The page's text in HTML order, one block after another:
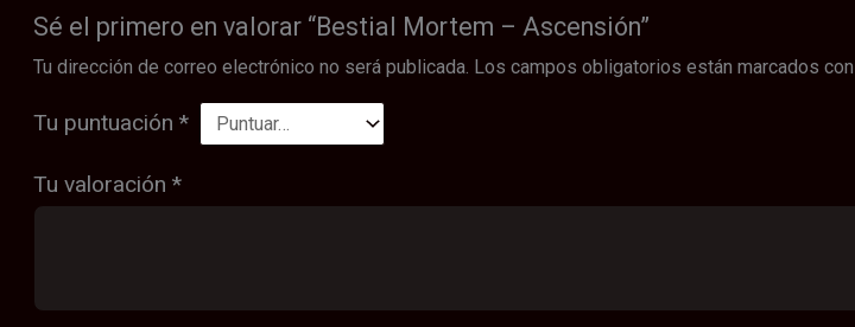
Sé el primero en valorar “Bestial Mortem – Ascensión”
Tu dirección de correo electrónico no será publicada. Los campos obligatorios están marcados con
Tu puntuación *
Tu valoración *